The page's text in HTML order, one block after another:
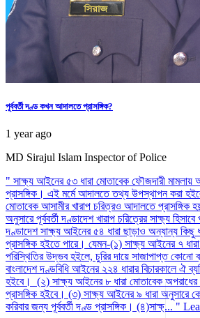
পূর্ববর্তী দণ্ড কখন আদালতে প্রাসঙ্গিক?
1 year ago
MD Sirajul Islam Inspector of Police
" সাক্ষ্য আইনের ৫৩ ধারা মোতাবেক ফৌজদারী
প্রাসঙ্গিক। এই মর্মে আদালতে তথ্য উপস্থাপন করা
মোতাবেক আসামীর খারাপ চরিত্রও আদালতে প্রাসঙ্গিক
অনুসারে পূর্ববর্তী দণ্ডাদেশ খারাপ চরিত্রের সাক্ষ্য
দণ্ডাদেশ সাক্ষ্য আইনের ৫৪ ধারা ছাড়াও অন্যান্য কিছু
প্রাসঙ্গিক হইতে পারে। যেমন-(১) সাক্ষ্য আইনের ৭
পরিস্থিতির উদ্ভব হইলে, চুরির দায়ে সাজাপাপ্ত
বাংলাদেশ দণ্ডবিধি আইনের ২২৪ ধারার বিচারকালে ঐ
হইবে। (২) সাক্ষ্য আইনের ৮ ধারা মোতাবেক অপরাধের
প্রাসঙ্গিক হইবে। (৩) সাক্ষ্য আইনের ৯ ধারা অনুসারে
করিবার জন্য পূর্ববর্তী দণ্ড প্রাসঙ্গিক। (৪)সাক্ষ্... "